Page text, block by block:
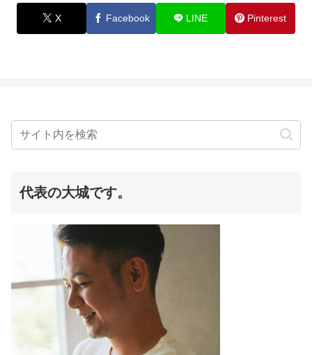
X Facebook LINE Pinterest
代表の大城です。